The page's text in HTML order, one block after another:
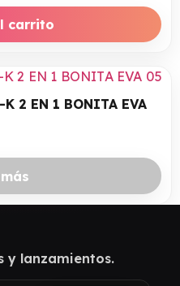
carrito
K 2 EN 1 BONITA EVA
y lanzamientos.